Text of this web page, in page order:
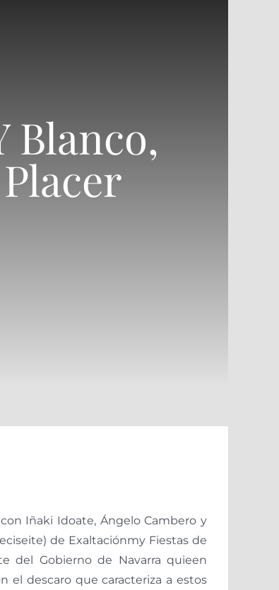
Blanco,
Iñaki Idoate, Ángelo Cambero y
de Exaltaciónmy Fiestas de
del Gobierno de Navarra quieen
el descaro que caracteriza a estos